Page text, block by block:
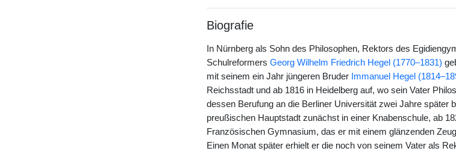
Biografie
In Nürnberg als Sohn des Philosophen, Rektors des
Schulreformers Georg Wilhelm Friedrich Hegel (1770–1831)
mit seinem ein Jahr jüngeren Bruder Immanuel Hegel
Reichsstadt und ab 1816 in Heidelberg auf, wo sein Vater
dessen Berufung an die Berliner Universität zwei Jahre später
preußischen Hauptstadt zunächst in einer Knabenschule, ab
Französischen Gymnasium, das er mit einem glänzenden
Einen Monat später erhielt er die noch von seinem Vater als